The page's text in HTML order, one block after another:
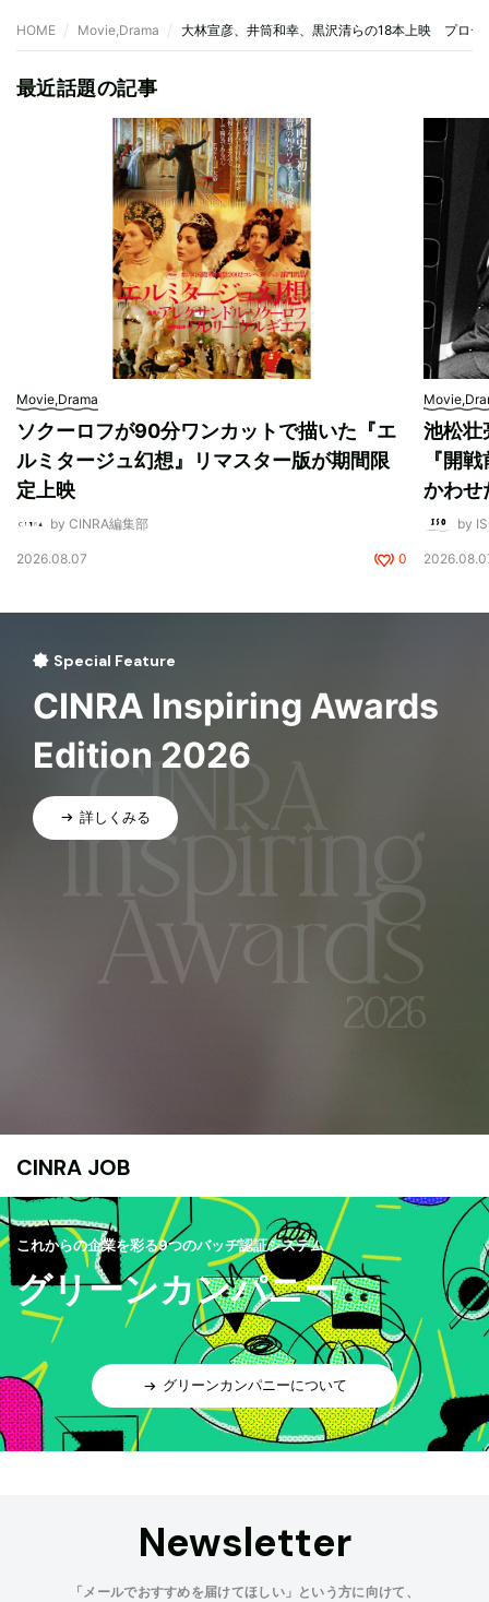
HOME Movie,Drama 大林宣彦、井筒和幸、黒沢清らの18本上映 プロデ
最近話題の記事
Movie,Drama
ソクーロフが90分ワンカットで描いた『エ
ルミタージュ幻想』リマスター版が期間限
定上映
by CINRA編集部
2026.08.07 0
池松壮
『開
かわせ
by
Special Feature
CINRA Inspiring Awards
Edition 2026
詳しくみる
CINRA JOB
これからの企業を彩る9つのバッヂ認証システム
グリーンカンパニー
グリーンカンパニーについて
Newsletter
「メールでおすすめを届けてほしい」という方に向けて、